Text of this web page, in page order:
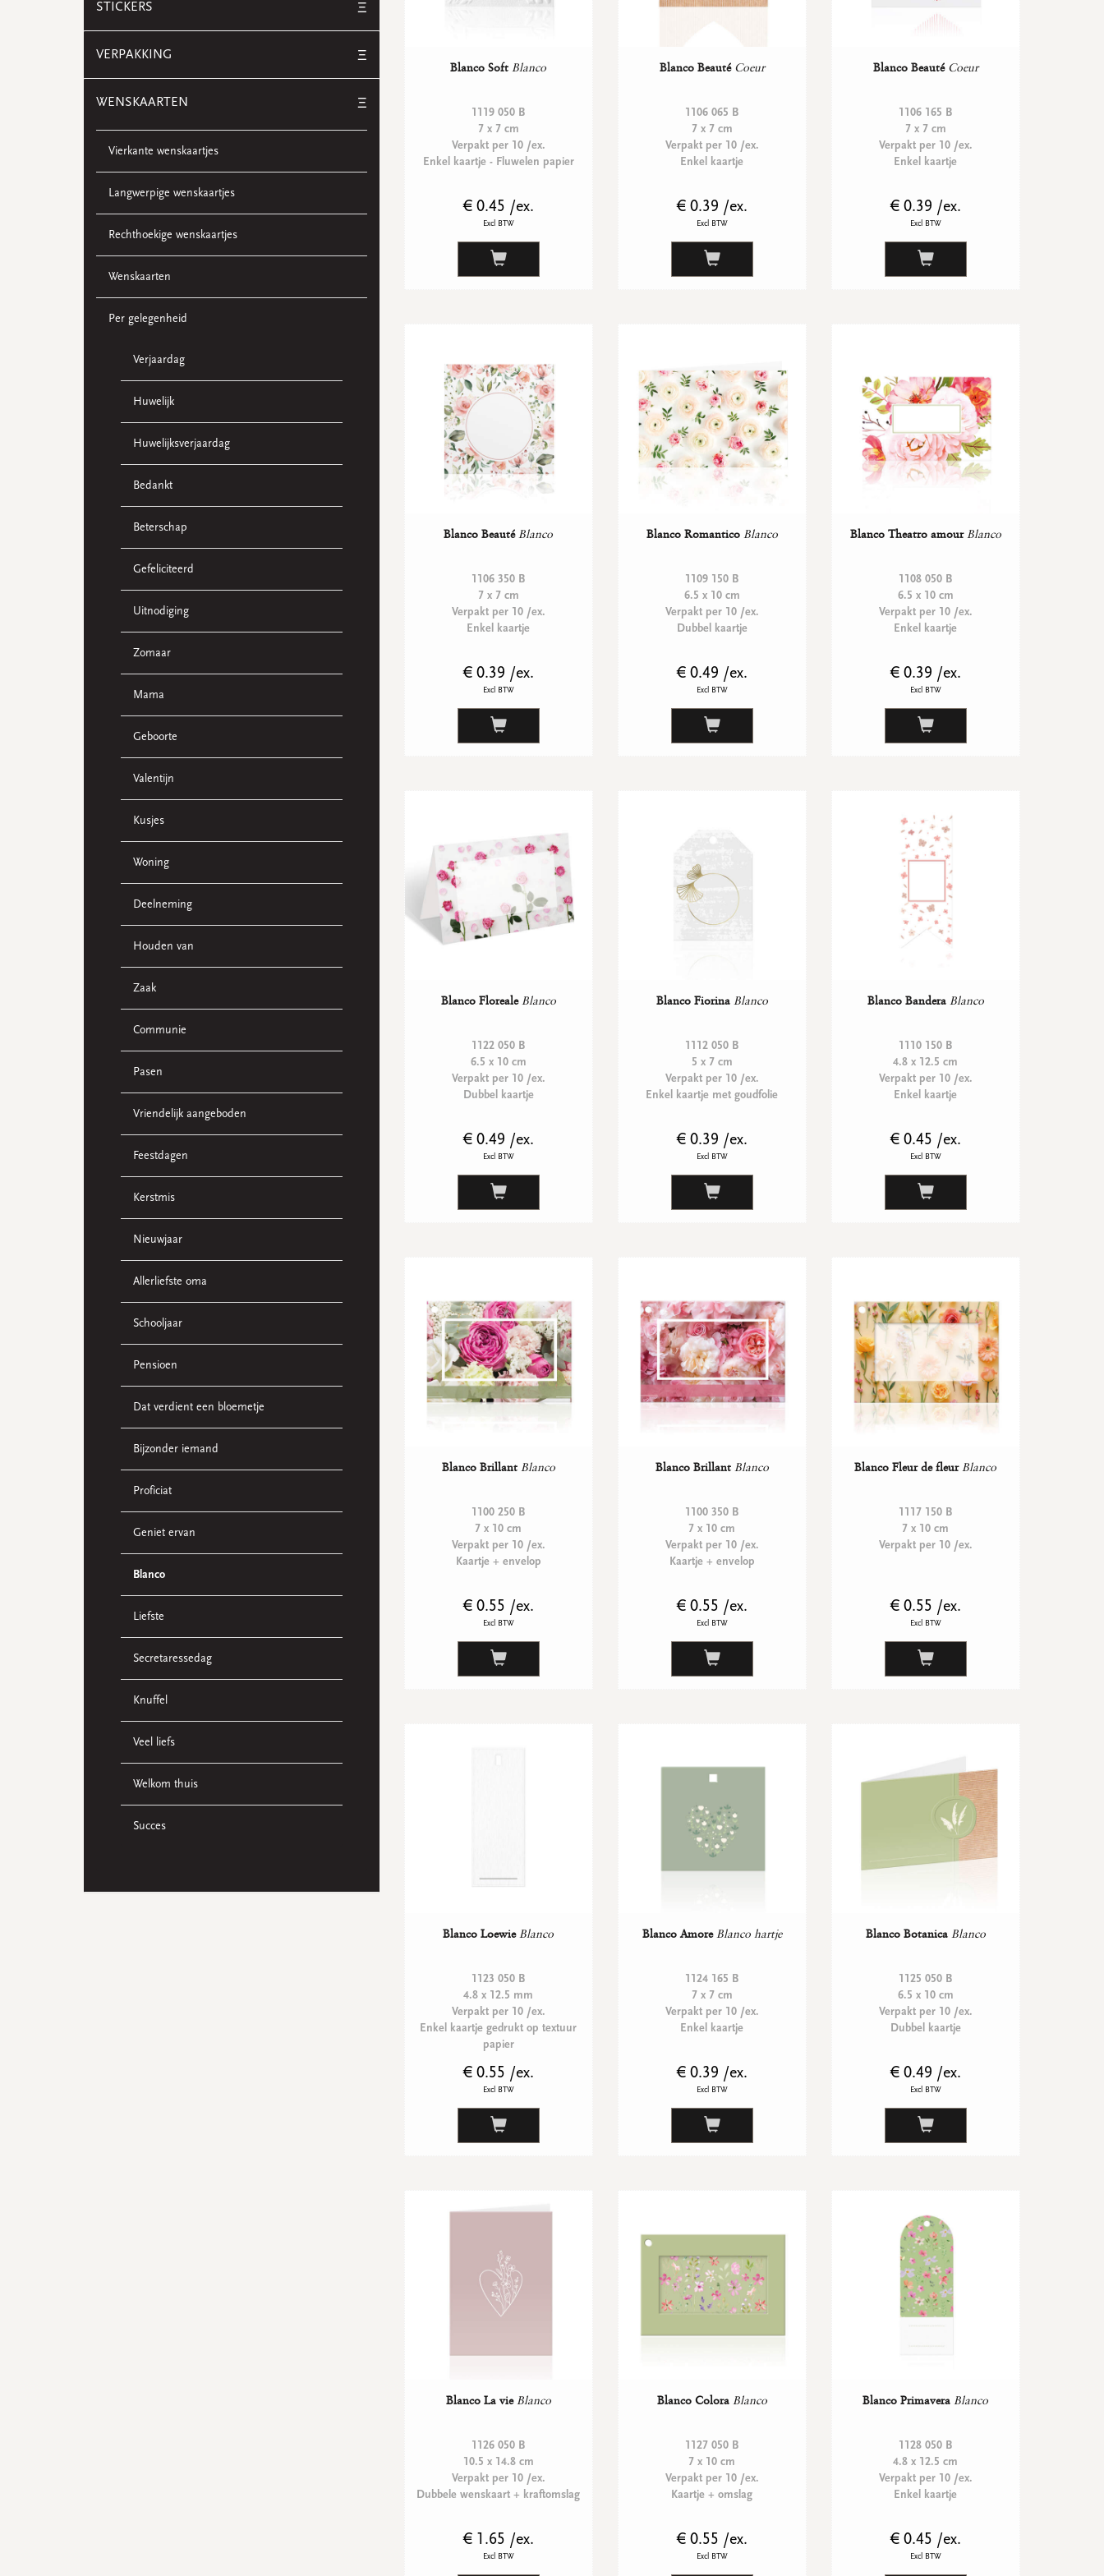
STICKERS Ξ
VERPAKKING Ξ
WENSKAARTEN Ξ
Vierkante wenskaartjes
Langwerpige wenskaartjes
Rechthoekige wenskaartjes
Wenskaarten
Per gelegenheid
Verjaardag
Huwelijk
Huwelijksverjaardag
Bedankt
Beterschap
Gefeliciteerd
Uitnodiging
Zomaar
Mama
Geboorte
Valentijn
Kusjes
Woning
Deelneming
Houden van
Zaak
Communie
Pasen
Vriendelijk aangeboden
Feestdagen
Kerstmis
Nieuwjaar
Allerliefste oma
Schooljaar
Pensioen
Dat verdient een bloemetje
Bijzonder iemand
Proficiat
Geniet ervan
Blanco
Liefste
Secretaressedag
Knuffel
Veel liefs
Welkom thuis
Succes
Blanco Soft Blanco
1119 050 B
7 x 7 cm
Verpakt per 10 /ex.
Enkel kaartje - Fluwelen papier
€ 0.45 /ex.
Excl BTW
Blanco Beauté Coeur
1106 065 B
7 x 7 cm
Verpakt per 10 /ex.
Enkel kaartje
€ 0.39 /ex.
Excl BTW
Blanco Beauté Coeur
1106 165 B
7 x 7 cm
Verpakt per 10 /ex.
Enkel kaartje
€ 0.39 /ex.
Excl BTW
Blanco Beauté Blanco
1106 350 B
7 x 7 cm
Verpakt per 10 /ex.
Enkel kaartje
€ 0.39 /ex.
Excl BTW
Blanco Romantico Blanco
1109 150 B
6.5 x 10 cm
Verpakt per 10 /ex.
Dubbel kaartje
€ 0.49 /ex.
Excl BTW
Blanco Theatro amour Blanco
1108 050 B
6.5 x 10 cm
Verpakt per 10 /ex.
Enkel kaartje
€ 0.39 /ex.
Excl BTW
Blanco Floreale Blanco
1122 050 B
6.5 x 10 cm
Verpakt per 10 /ex.
Dubbel kaartje
€ 0.49 /ex.
Excl BTW
Blanco Fiorina Blanco
1112 050 B
5 x 7 cm
Verpakt per 10 /ex.
Enkel kaartje met goudfolie
€ 0.39 /ex.
Excl BTW
Blanco Bandera Blanco
1110 150 B
4.8 x 12.5 cm
Verpakt per 10 /ex.
Enkel kaartje
€ 0.45 /ex.
Excl BTW
Blanco Brillant Blanco
1100 250 B
7 x 10 cm
Verpakt per 10 /ex.
Kaartje + envelop
€ 0.55 /ex.
Excl BTW
Blanco Brillant Blanco
1100 350 B
7 x 10 cm
Verpakt per 10 /ex.
Kaartje + envelop
€ 0.55 /ex.
Excl BTW
Blanco Fleur de fleur Blanco
1117 150 B
7 x 10 cm
Verpakt per 10 /ex.
€ 0.55 /ex.
Excl BTW
Blanco Loewie Blanco
1123 050 B
4.8 x 12.5 mm
Verpakt per 10 /ex.
Enkel kaartje gedrukt op textuur
papier
€ 0.55 /ex.
Excl BTW
Blanco Amore Blanco hartje
1124 165 B
7 x 7 cm
Verpakt per 10 /ex.
Enkel kaartje
€ 0.39 /ex.
Excl BTW
Blanco Botanica Blanco
1125 050 B
6.5 x 10 cm
Verpakt per 10 /ex.
Dubbel kaartje
€ 0.49 /ex.
Excl BTW
Blanco La vie Blanco
1126 050 B
10.5 x 14.8 cm
Verpakt per 10 /ex.
Dubbele wenskaart + kraftomslag
€ 1.65 /ex.
Excl BTW
Blanco Colora Blanco
1127 050 B
7 x 10 cm
Verpakt per 10 /ex.
Kaartje + omslag
€ 0.55 /ex.
Excl BTW
Blanco Primavera Blanco
1128 050 B
4.8 x 12.5 cm
Verpakt per 10 /ex.
Enkel kaartje
€ 0.45 /ex.
Excl BTW